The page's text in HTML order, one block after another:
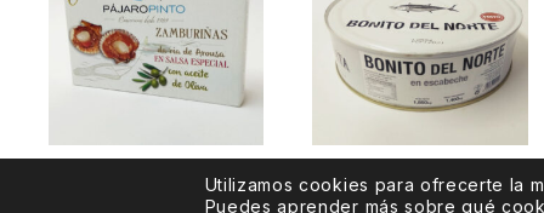
Zamburiñas Pajaro
Pinto de la ría de
Bonito del Norte
Frito en Escabeche
Utilizamos cookies para ofrecerte la
Puedes aprender más sobre qué